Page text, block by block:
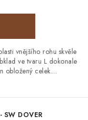
vnějšího rohu skvěle
ve tvaru L dokonale
obložený celek....
DOVER